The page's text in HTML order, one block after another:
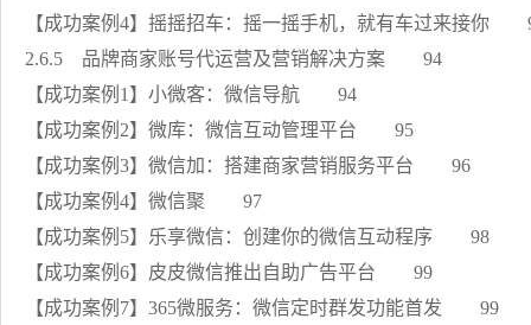
【成功案例4】摇摇招车：摇一摇手机，就有车过来接你
2.6.5 品牌商家账号代运营及营销解决方案 94
【成功案例1】小微客：微信导航 94
【成功案例2】微库：微信互动管理平台 95
【成功案例3】微信加：搭建商家营销服务平台 96
【成功案例4】微信聚 97
【成功案例5】乐享微信：创建你的微信互动程序 98
【成功案例6】皮皮微信推出自助广告平台 99
【成功案例7】365微服务：微信定时群发功能首发 99